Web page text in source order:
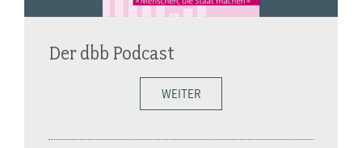
Der dbb Podcast
WEITER